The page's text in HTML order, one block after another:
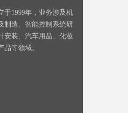
于1999年，业务涉及机
制造、智能控制系统研
安装、汽车用品、化妆
品等领域。